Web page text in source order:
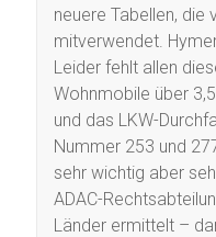
neuere Tabellen, die
mitverwendet.
Leider fehlt allen
Wohnmobile über
und das LKW-
Nummer 253 und
sehr wichtig aber
ADAC-
Länder ermittelt –